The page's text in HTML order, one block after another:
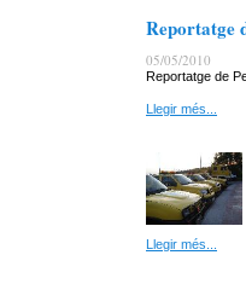
Reportatge
05/05/2010
Reportatge de
Llegir més...
Llegir més...